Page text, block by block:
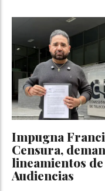
Impugna
Censura,
lineamientos
Audiencias